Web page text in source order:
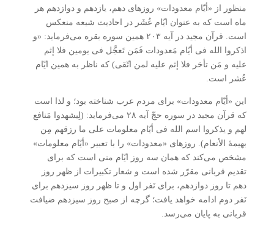
منظور از «أیّام معدودات» روزهای دهم، یازدهم و دوازدهم هر
ماه است که به عنوان ایّام عُشَر در احادیث شیعه منعکس
است. قرآن مجید در آیه ۲۰۳ همین سوره بقره می‌فرماید: «و
اذکروا الله فی أیّام مَعدودات فَمَن تَعجَّل فی یومین فلا إثم
علیه و مَن تأخر فلا إثم علیه لمن اتّقی) که ناظر به همین ایّام
عُشر است.
این «أیّام معدودات» برای مردم عرب شناخته بود؛ و لذا است
که قرآن مجید در سوره حجّ آیه ۲۸ می‌فرماید: (لِیشهدوا مَنافع
لهم و یذکروا اسم الله فی أیّام معلومات علی ما رزقهم مِن
بهیمۀ الأنعام). روزهای «معدودات» را با تعبیر «أیّام معلومات»
مشخص می‌کند که همان سه روز ایّام منی است که برای
تقدیم قربانی مقرّر شده است و شعار تکبیرات از ظهر روز
دهم تا روز دوازدهم، برای نَفر اول و تا ظهر روز سیزدهم برای
نَفر دوم ادامه خواهد یافت؛ گرچه از صبح روز سیزدهم ضیافت
قربانی به پایان می‌رسد.